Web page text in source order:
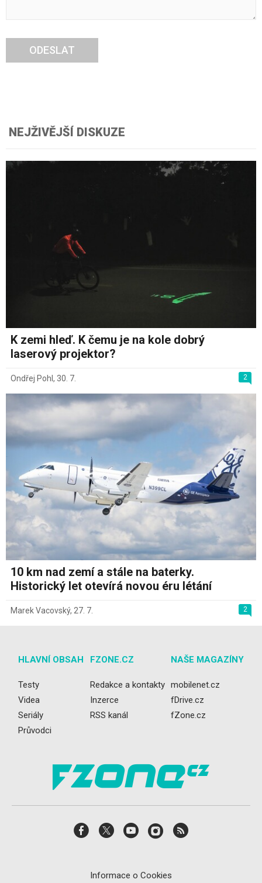
ODESLAT
NEJŽIVĚJŠÍ DISKUZE
K zemi hleď. K čemu je na kole dobrý
laserový projektor?
2
Ondřej Pohl , 30. 7.
10 km nad zemí a stále na baterky.
Historický let otevírá novou éru létání
2
Marek Vacovský, 27. 7.
HLAVNÍ OBSAH
Testy
Videa
Seriály
Průvodci
FZONE.CZ
Redakce a kontakty
Inzerce
RSS kanál
NAŠE MAGAZÍNY
mobilenet.cz
fDrive.cz
fZone.cz
Informace o Cookies